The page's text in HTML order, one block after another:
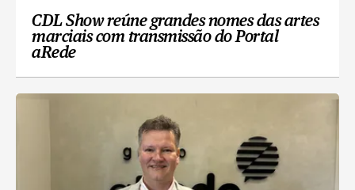
CDL Show reúne grandes nomes das artes
marciais com transmissão do Portal
aRede